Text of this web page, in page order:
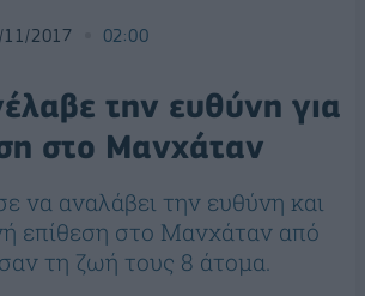
11/2017 02:00
την ευθύνη για
στο Μανχάταν
να αναλάβει την ευθύνη και
επίθεση στο Μανχάταν από
τη ζωή τους 8 άτομα.